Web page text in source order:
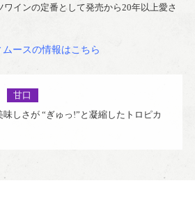
インの定番として発売から20年以上愛さ
ースの情報はこちら
甘口
しさが “ぎゅっ!”と凝縮したトロピカ